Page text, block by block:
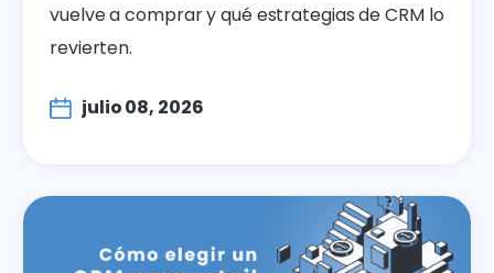
vuelve a comprar y qué estrategias de CRM lo
revierten.
julio 08, 2026